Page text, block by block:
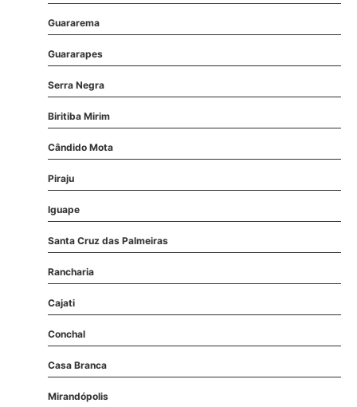
Guararema
Guararapes
Serra Negra
Biritiba Mirim
Cândido Mota
Piraju
Iguape
Santa Cruz das Palmeiras
Rancharia
Cajati
Conchal
Casa Branca
Mirandópolis